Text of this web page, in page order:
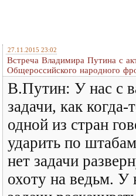
27.11.2015 23:02
Встреча Владимира Путина с
Общероссийского народного
В.Путин: У нас с
задачи, как
одной из стран
ударить по
нет задачи
охоту на ведьм. У